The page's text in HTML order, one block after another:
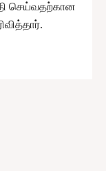
செய்வதற்கான